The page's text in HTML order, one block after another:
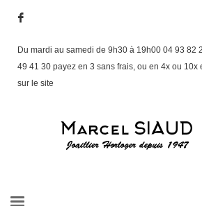
Du mardi au samedi de 9h30 à 19h00 04 93 82
49 41 30 payez en 3 sans frais, ou en 4x ou 10x
sur le site